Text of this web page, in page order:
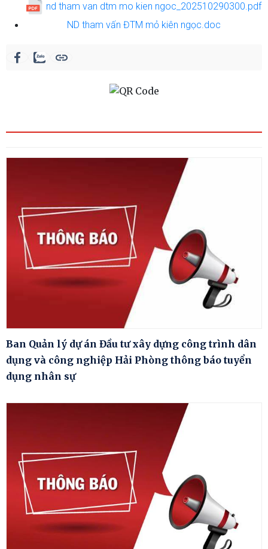
nd tham van dtm mo kien ngoc_202510290300.pdf
ND tham vấn ĐTM mỏ kiên ngọc.doc
Ban Quản lý dự án Đầu tư xây dựng công trình dân
dụng và công nghiệp Hải Phòng thông báo tuyển
dụng nhân sự